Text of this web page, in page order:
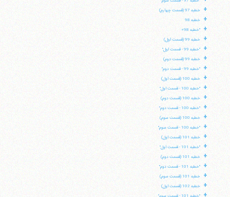
+ خطبه 97 (قسمت چهارم)
+ خطبه 98
+ "خطبه 98»
+ خطبه 99 (قسمت اول)
+ "خطبه 99 - قسمت اول"
+ خطبه 99 (قسمت دوم)
+ "خطبه 99 - قسمت دوم"
+ خطبه 100 (قسمت اول)
+ "خطبه 100 - قسمت اول"
+ خطبه 100 (قسمت دوم)
+ "خطبه 100 - قسمت دوم"
+ خطبه 100 (قسمت سوم)
+ "خطبه 100 - قسمت سوم"
+ خطبه 101 (قسمت اول)
+ "خطبه 101 - قسمت اول"
+ خطبه 101 (قسمت دوم)
+ "خطبه 101 - قسمت دوم"
+ خطبه 101 (قسمت سوم)
+ خطبه 102 (قسمت اول)